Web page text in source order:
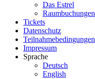
Das Estrel
Raumbuchungen
Tickets
Datenschutz
Teilnahmebedingungen
Impressum
Sprache
Deutsch
English